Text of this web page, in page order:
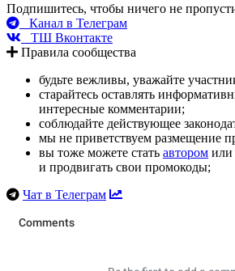
Подпишитесь, чтобы ничего не
Канал в Телеграм
ТШ Вконтакте
Правила сообщества
будьте вежливы, уважайте
старайтесь оставлять
интересные комментарии;
соблюдайте действующее
мы не приветствуем размещение
вы тоже можете стать автором или
и продвигать свои промокоды;
Чат в Телеграм